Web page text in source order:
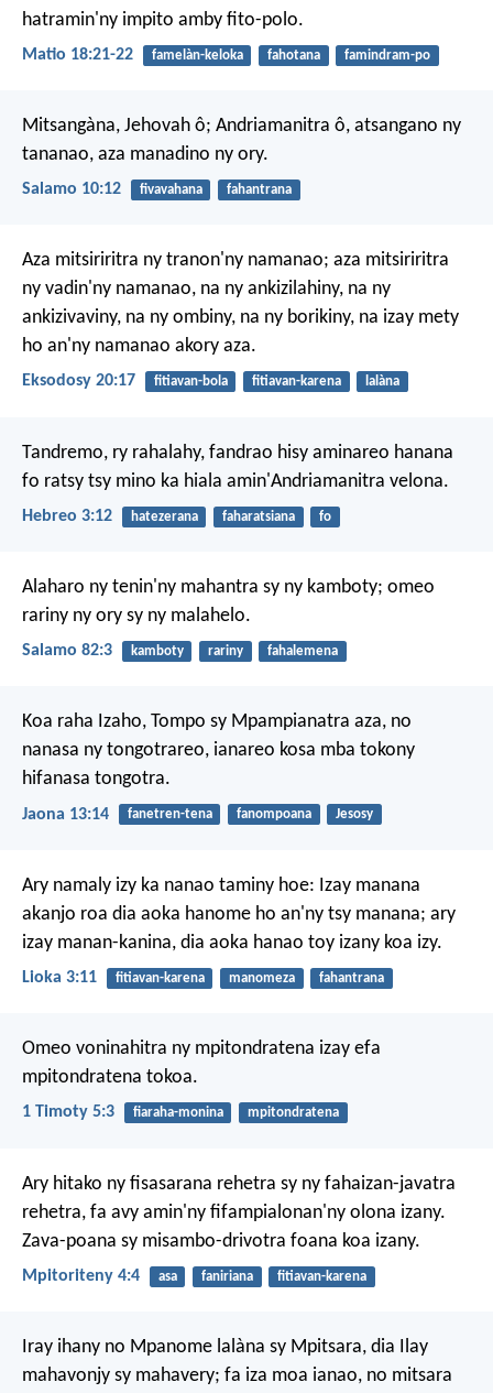
hatramin'ny impito amby fito-polo.
Matio 18:21-22 famelàn-keloka fahotana famindram-po
Mitsangàna, Jehovah ô; Andriamanitra ô, atsangano ny
tananao, aza manadino ny ory.
Salamo 10:12 fivavahana fahantrana
Aza mitsiriritra ny tranon'ny namanao; aza mitsiriritra
ny vadin'ny namanao, na ny ankizilahiny, na ny
ankizivaviny, na ny ombiny, na ny borikiny, na izay mety
ho an'ny namanao akory aza.
Eksodosy 20:17 fitiavan-bola fitiavan-karena lalàna
Tandremo, ry rahalahy, fandrao hisy aminareo hanana
fo ratsy tsy mino ka hiala amin'Andriamanitra velona.
Hebreo 3:12 hatezerana faharatsiana fo
Alaharo ny tenin'ny mahantra sy ny kamboty; omeo
rariny ny ory sy ny malahelo.
Salamo 82:3 kamboty rariny fahalemena
Koa raha Izaho, Tompo sy Mpampianatra aza, no
nanasa ny tongotrareo, ianareo kosa mba tokony
hifanasa tongotra.
Jaona 13:14 fanetren-tena fanompoana Jesosy
Ary namaly izy ka nanao taminy hoe: Izay manana
akanjo roa dia aoka hanome ho an'ny tsy manana; ary
izay manan-kanina, dia aoka hanao toy izany koa izy.
Lioka 3:11 fitiavan-karena manomeza fahantrana
Omeo voninahitra ny mpitondratena izay efa
mpitondratena tokoa.
1 Timoty 5:3 fiaraha-monina mpitondratena
Ary hitako ny fisasarana rehetra sy ny fahaizan-javatra
rehetra, fa avy amin'ny fifampialonan'ny olona izany.
Zava-poana sy misambo-drivotra foana koa izany.
Mpitoriteny 4:4 asa faniriana fitiavan-karena
Iray ihany no Mpanome lalàna sy Mpitsara, dia Ilay
mahavonjy sy mahavery; fa iza moa ianao, no mitsara